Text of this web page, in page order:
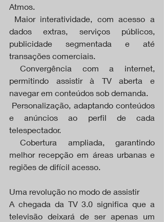
Atmos.
Maior interatividade, com acesso a
dados extras, serviços públicos,
publicidade segmentada e até
transações comerciais.
Convergência com a internet,
permitindo assistir à TV aberta e
navegar em conteúdos sob demanda.
Personalização, adaptando conteúdos
e anúncios ao perfil de cada
telespectador.
Cobertura ampliada, garantindo
melhor recepção em áreas urbanas e
regiões de difícil acesso.
Uma revolução no modo de assistir
A chegada da TV 3.0 significa que a
televisão deixará de ser apenas um